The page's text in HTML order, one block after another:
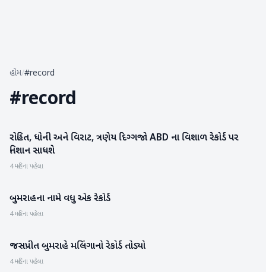
હોમ/#record
#record
રમતગમત
રોહિત, ધોની અને વિરાટ, ત્રણેય દિગ્ગજો ABD ના વિશાળ રેકોર્ડ પર
નિશાન સાધશે
4 મહિના પહેલા
રમતગમત
બુમરાહના નામે વધુ એક રેકોર્ડ
4 મહિના પહેલા
રમતગમત
જસપ્રીત બુમરાહે મલિંગાનો રેકોર્ડ તોડ્યો
4 મહિના પહેલા